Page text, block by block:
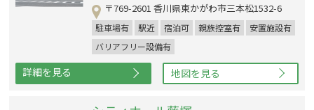
〒769-2601 香川県東かがわ市三本松1532-6
駐車場有 駅近 宿泊可 親族控室有
安置施設有
バリアフリー設備有
詳細を見る 地図を見る